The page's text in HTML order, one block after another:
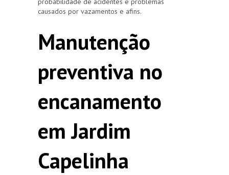
causados por vazamentos e afins.
Manutenção
preventiva no
encanamento
em Jardim
Capelinha